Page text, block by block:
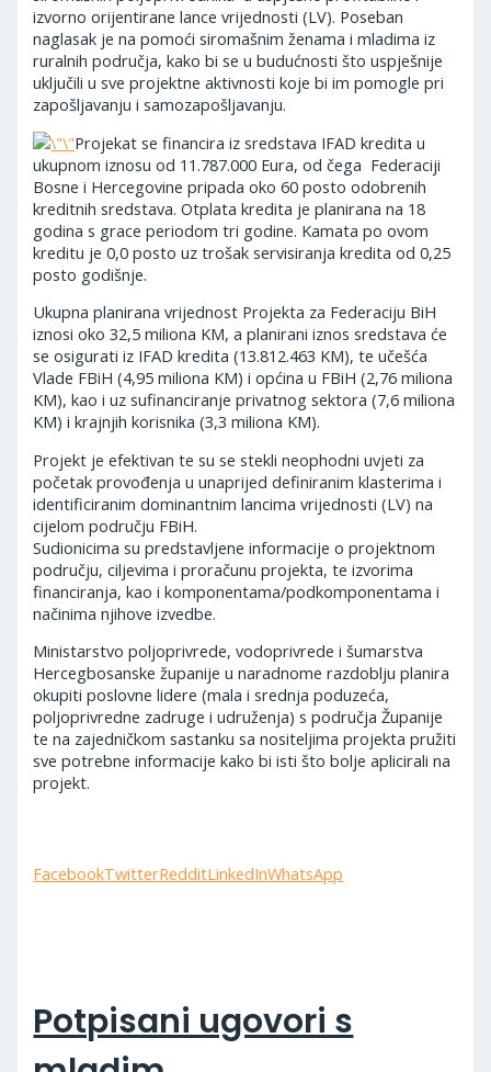
izvorno orijentirane lance vrijednosti (LV). Poseban
naglasak je na pomoći siromašnim ženama i mladima iz
ruralnih područja, kako bi se u budućnosti što uspješnije
uključili u sve projektne aktivnosti koje bi im pomogle pri
zapošljavanju i samozapošljavanju.
Projekat se financira iz sredstava IFAD kredita u
ukupnom iznosu od 11.787.000 Eura, od čega Federaciji
Bosne i Hercegovine pripada oko 60 posto odobrenih
kreditnih sredstava. Otplata kredita je planirana na 18
godina s grace periodom tri godine. Kamata po ovom
kreditu je 0,0 posto uz trošak servisiranja kredita od 0,25
posto godišnje.
Ukupna planirana vrijednost Projekta za Federaciju BiH
iznosi oko 32,5 miliona KM, a planirani iznos sredstava će
se osigurati iz IFAD kredita (13.812.463 KM), te učešća
Vlade FBiH (4,95 miliona KM) i općina u FBiH (2,76 miliona
KM), kao i uz sufinanciranje privatnog sektora (7,6 miliona
KM) i krajnjih korisnika (3,3 miliona KM).
Projekt je efektivan te su se stekli neophodni uvjeti za
početak provođenja u unaprijed definiranim klasterima i
identificiranim dominantnim lancima vrijednosti (LV) na
cijelom području FBiH.
Sudionicima su predstavljene informacije o projektnom
području, ciljevima i proračunu projekta, te izvorima
financiranja, kao i komponentama/podkomponentama i
načinima njihove izvedbe.
Ministarstvo poljoprivrede, vodoprivrede i šumarstva
Hercegbosanske županije u naradnome razdoblju planira
okupiti poslovne lidere (mala i srednja poduzeća,
poljoprivredne zadruge i udruženja) s područja Županije
te na zajedničkom sastanku sa nositeljima projekta pružiti
sve potrebne informacije kako bi isti što bolje aplicirali na
projekt.
FacebookTwitterRedditLinkedInWhatsApp
Potpisani ugovori s